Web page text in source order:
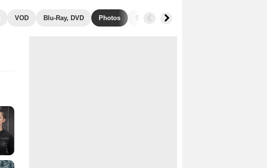
VOD Blu-Ray, DVD Photos Secrets de tournage